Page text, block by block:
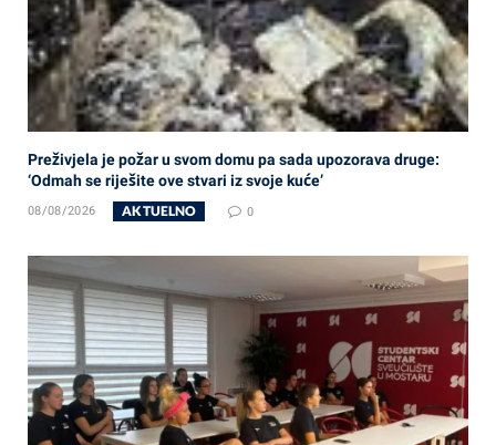
Preživjela je požar u svom domu pa sada upozorava druge:
‘Odmah se riješite ove stvari iz svoje kuće’
08/08/2026 AKTUELNO 0